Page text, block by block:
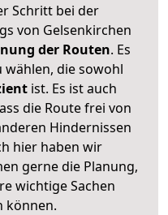
Schritt bei der
von Gelsenkirchen
der Routen. Es
wählen, die sowohl
ist. Es ist auch
die Route frei von
Hindernissen
hier haben wir
gerne die Planung,
wichtige Sachen
können.